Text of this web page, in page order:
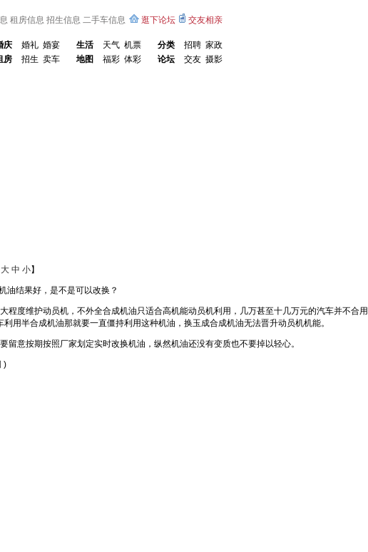
租房信息 招生信息 二手车信息 逛下论坛 交友相亲
庆 婚礼 婚宴
房
招生 卖车
生活 天气 机票
地图
福彩 体彩
分类 招聘 家政
论坛
交友 摄影
大 中 小】
油结果好，是不是可以改换？
度维护动员机，不外全合成机油只适合高机能动员机利用，几万甚至十几万元的汽车并不合用
用半合成机油那就要一直僵持利用这种机油，换玉成合成机油无法晋升动员机机能。
意按期按照厂家划定实时改换机油，纵然机油还没有变质也不要掉以轻心。
)